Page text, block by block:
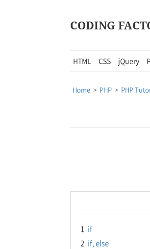
CODING
HTML CSS jQuery
Home > PHP > PHP
1 if
2 if, else